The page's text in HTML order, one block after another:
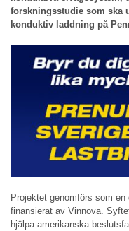
forskningsstudie som ska
konduktiv laddning på
Projektet genomförs som en
finansierat av Vinnova.
hjälpa amerikanska